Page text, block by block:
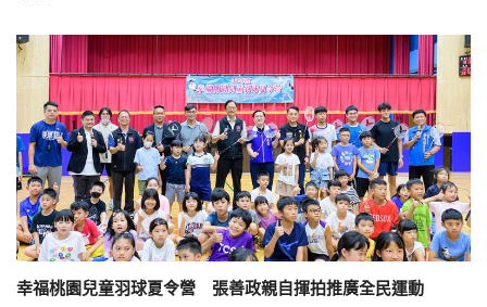
幸福桃園兒童羽球夏令營 張善政親自揮拍推廣全民運動